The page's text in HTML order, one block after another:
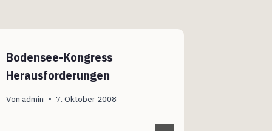
Bodensee-Kongress
Herausforderungen
Von admin 7. Oktober 2008